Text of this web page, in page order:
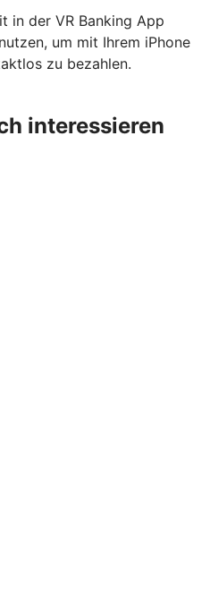
in der VR Banking App
um mit Ihrem iPhone
zu bezahlen.
interessieren